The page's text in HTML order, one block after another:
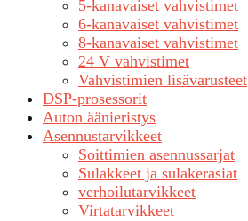
5-kanavaiset vahvistimet
6-kanavaiset vahvistimet
8-kanavaiset vahvistimet
24 V vahvistimet
Vahvistimien lisävarusteet
DSP-prosessorit
Auton äänieristys
Asennustarvikkeet
Soittimien asennussarjat
Sulakkeet ja sulakerasiat
verhoilutarvikkeet
Virtatarvikkeet